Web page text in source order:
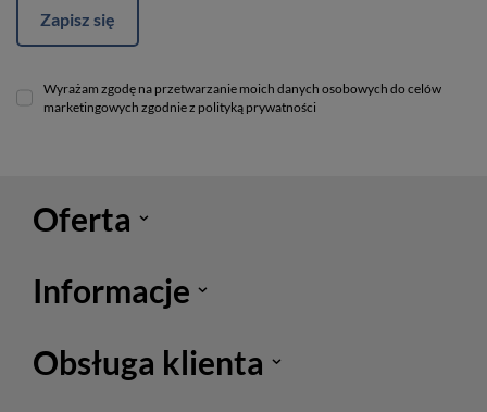
Zapisz się
Wyrażam zgodę na przetwarzanie moich danych osobowych do celów
marketingowych zgodnie z polityką prywatności
Oferta
Informacje
Obsługa klienta